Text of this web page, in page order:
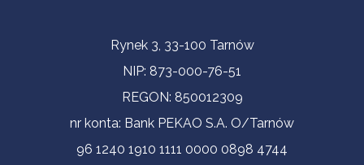
Informacje kontaktoweRynek 3, 33-100 Tarnów
NIP: 873-000-76-51
REGON: 850012309
nr konta: Bank PEKAO S.A. O/Tarnów
96 1240 1910 1111 0000 0898 4744